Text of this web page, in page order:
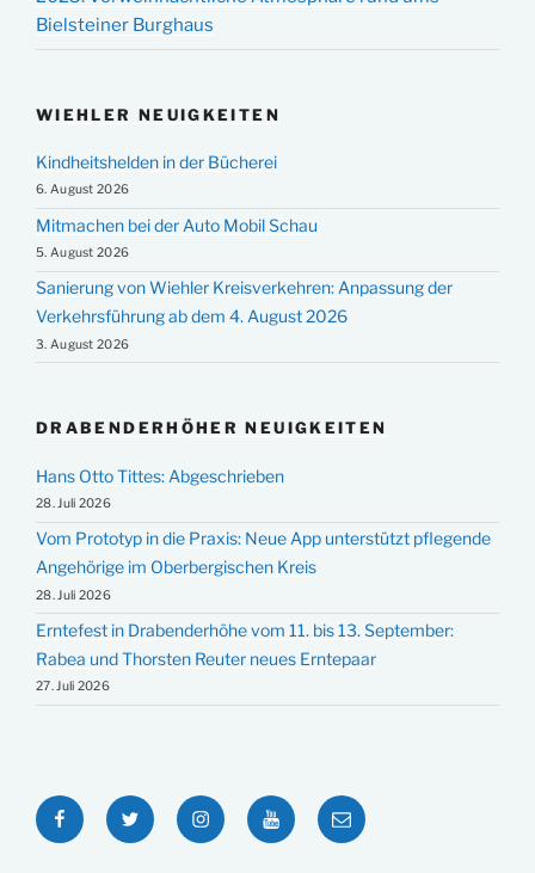
Bielsteiner Burghaus
WIEHLER NEUIGKEITEN
Kindheitshelden in der Bücherei
6. August 2026
Mitmachen bei der Auto Mobil Schau
5. August 2026
Sanierung von Wiehler Kreisverkehren: Anpassung der
Verkehrsführung ab dem 4. August 2026
3. August 2026
DRABENDERHÖHER NEUIGKEITEN
Hans Otto Tittes: Abgeschrieben
28. Juli 2026
Vom Prototyp in die Praxis: Neue App unterstützt pflegende
Angehörige im Oberbergischen Kreis
28. Juli 2026
Erntefest in Drabenderhöhe vom 11. bis 13. September:
Rabea und Thorsten Reuter neues Erntepaar
27. Juli 2026
FacebookTwitter InstagramYouTubeE-
Mail